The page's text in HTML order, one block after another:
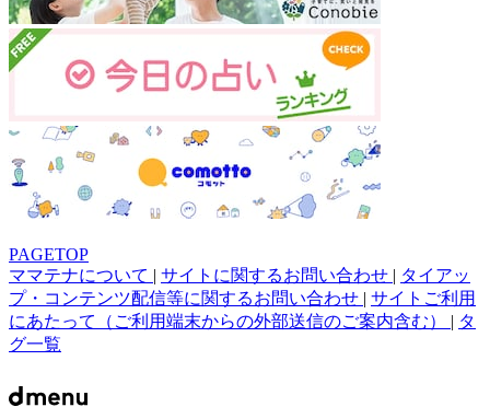
PAGETOP
ママテナについて | サイトに関するお問い合わせ | タイアッ
プ・コンテンツ配信等に関するお問い合わせ | サイトご利用
にあたって（ご利用端末からの外部送信のご案内含む） | タ
グ一覧